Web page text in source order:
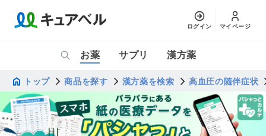
ログイン マイページ
お薬 サプリ 漢方薬
トップ 商品を探す 漢方薬を検索 高血圧の随伴症状